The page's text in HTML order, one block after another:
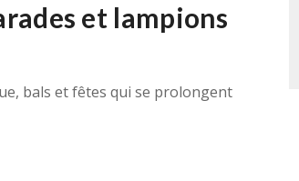
et lampions
bals et fêtes qui se prolongent